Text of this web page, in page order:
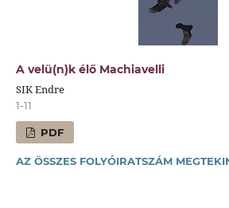
A velü(n)k élő Machiavelli
SIK Endre
1-11
PDF
AZ ÖSSZES FOLYÓIRATSZÁM